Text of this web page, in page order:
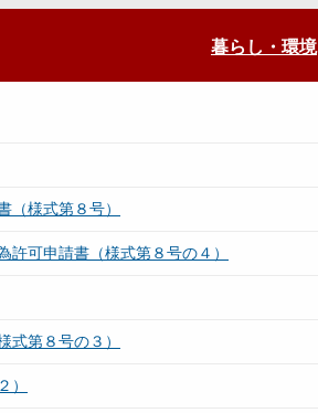
暮らし・環境
（様式第８号）
可申請書（様式第８号の４）
式第８号の３）
）